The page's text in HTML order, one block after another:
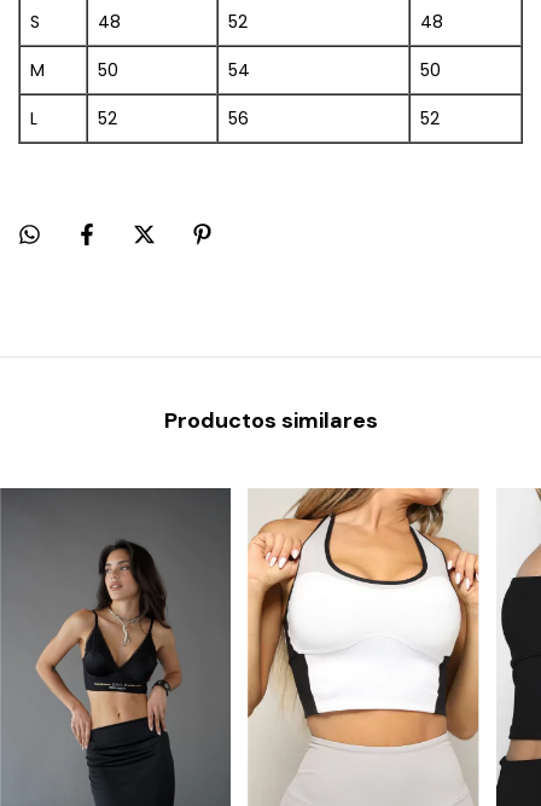
S
48 52
48
M
50 54
50
L
52 56 52
Productos similares